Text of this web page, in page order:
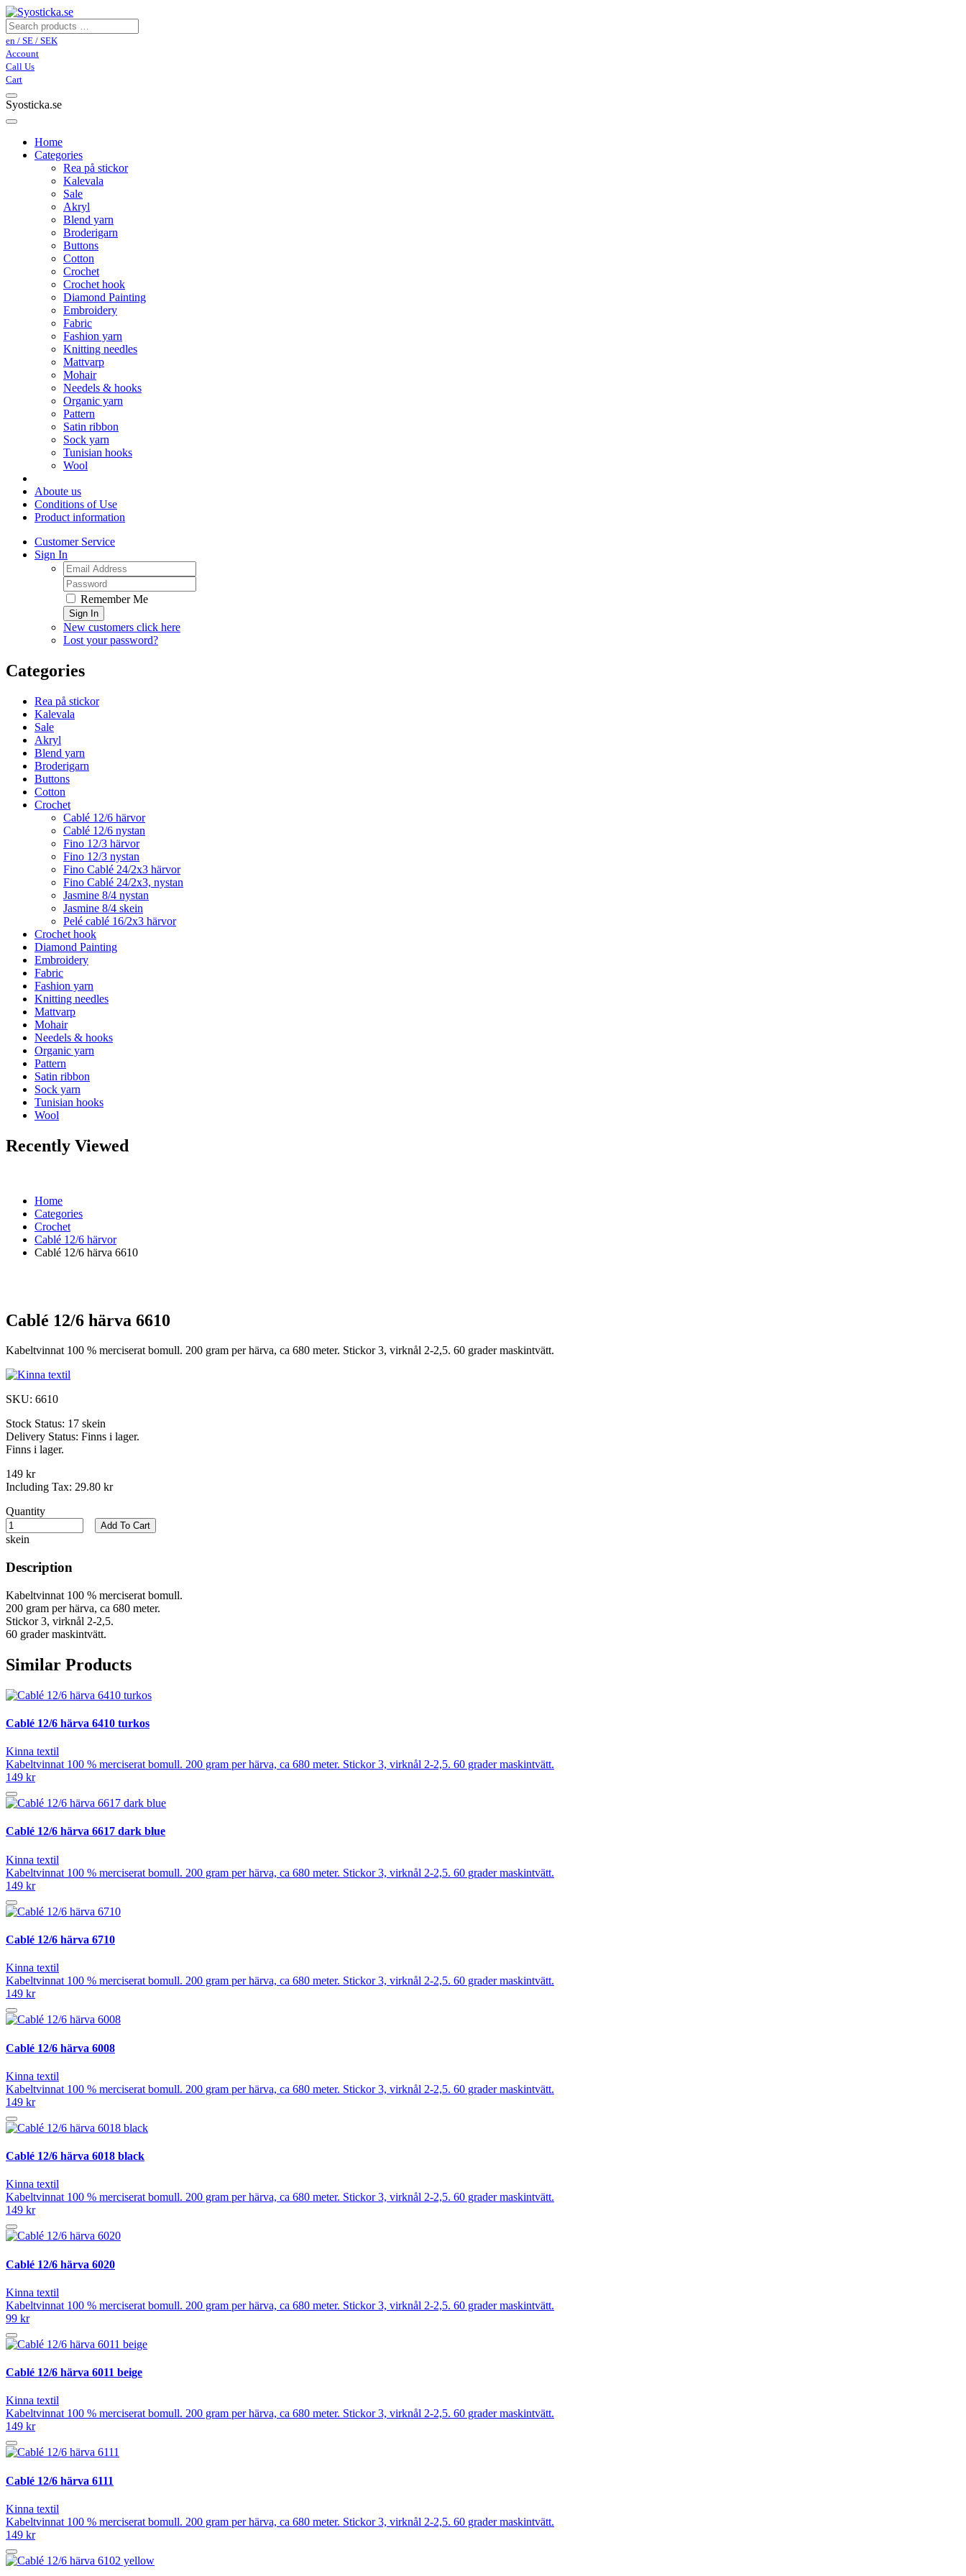
en / SE / SEK
Account
Call Us
Cart
Syosticka.se
Home
Categories
Rea på stickor
Kalevala
Sale
Akryl
Blend yarn
Broderigarn
Buttons
Cotton
Crochet
Crochet hook
Diamond Painting
Embroidery
Fabric
Fashion yarn
Knitting needles
Mattvarp
Mohair
Needels & hooks
Organic yarn
Pattern
Satin ribbon
Sock yarn
Tunisian hooks
Wool
Aboute us
Conditions of Use
Product information
Customer Service
Sign In
Remember Me
Sign In
New customers click here
Lost your password?
Categories
Rea på stickor
Kalevala
Sale
Akryl
Blend yarn
Broderigarn
Buttons
Cotton
Crochet
Cablé 12/6 härvor
Cablé 12/6 nystan
Fino 12/3 härvor
Fino 12/3 nystan
Fino Cablé 24/2x3 härvor
Fino Cablé 24/2x3, nystan
Jasmine 8/4 nystan
Jasmine 8/4 skein
Pelé cablé 16/2x3 härvor
Crochet hook
Diamond Painting
Embroidery
Fabric
Fashion yarn
Knitting needles
Mattvarp
Mohair
Needels & hooks
Organic yarn
Pattern
Satin ribbon
Sock yarn
Tunisian hooks
Wool
Recently Viewed
Home
Categories
Crochet
Cablé 12/6 härvor
Cablé 12/6 härva 6610
Cablé 12/6 härva 6610
Kabeltvinnat 100 % merciserat bomull. 200 gram per härva, ca 680 meter. Stickor 3, virknål 2-2,5. 60 grader maskintvätt.
SKU: 6610
Stock Status: 17 skein
Delivery Status: Finns i lager.
Finns i lager.
149 kr
Including Tax: 29.80 kr
Quantity
skein
Add To Cart
Description
Kabeltvinnat 100 % merciserat bomull.
200 gram per härva, ca 680 meter.
Stickor 3, virknål 2-2,5.
60 grader maskintvätt.
Similar Products
Cablé 12/6 härva 6410 turkos
Kinna textil
Kabeltvinnat 100 % merciserat bomull. 200 gram per härva, ca 680 meter. Stickor 3, virknål 2-2,5. 60 grader maskintvätt.
149 kr
Cablé 12/6 härva 6617 dark blue
Kinna textil
Kabeltvinnat 100 % merciserat bomull. 200 gram per härva, ca 680 meter. Stickor 3, virknål 2-2,5. 60 grader maskintvätt.
149 kr
Cablé 12/6 härva 6710
Kinna textil
Kabeltvinnat 100 % merciserat bomull. 200 gram per härva, ca 680 meter. Stickor 3, virknål 2-2,5. 60 grader maskintvätt.
149 kr
Cablé 12/6 härva 6008
Kinna textil
Kabeltvinnat 100 % merciserat bomull. 200 gram per härva, ca 680 meter. Stickor 3, virknål 2-2,5. 60 grader maskintvätt.
149 kr
Cablé 12/6 härva 6018 black
Kinna textil
Kabeltvinnat 100 % merciserat bomull. 200 gram per härva, ca 680 meter. Stickor 3, virknål 2-2,5. 60 grader maskintvätt.
149 kr
Cablé 12/6 härva 6020
Kinna textil
Kabeltvinnat 100 % merciserat bomull. 200 gram per härva, ca 680 meter. Stickor 3, virknål 2-2,5. 60 grader maskintvätt.
99 kr
Cablé 12/6 härva 6011 beige
Kinna textil
Kabeltvinnat 100 % merciserat bomull. 200 gram per härva, ca 680 meter. Stickor 3, virknål 2-2,5. 60 grader maskintvätt.
149 kr
Cablé 12/6 härva 6111
Kinna textil
Kabeltvinnat 100 % merciserat bomull. 200 gram per härva, ca 680 meter. Stickor 3, virknål 2-2,5. 60 grader maskintvätt.
149 kr